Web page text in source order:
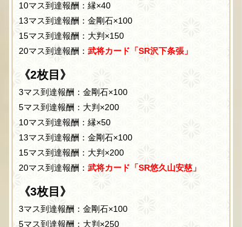
10マス到達報酬：縁×40
13マス到達報酬：金剛石×100
15マス到達報酬：大判×150
20マス到達報酬： 武将カード「SR沢下条張」
《2枚目》
3マス到達報酬：金剛石×100
5マス到達報酬：大判×200
10マス到達報酬：縁×50
13マス到達報酬：金剛石×100
15マス到達報酬：大判×200
20マス到達報酬： 武将カード「SR悠久山安慈」
《3枚目》
3マス到達報酬：金剛石×100
5マス到達報酬：大判×250